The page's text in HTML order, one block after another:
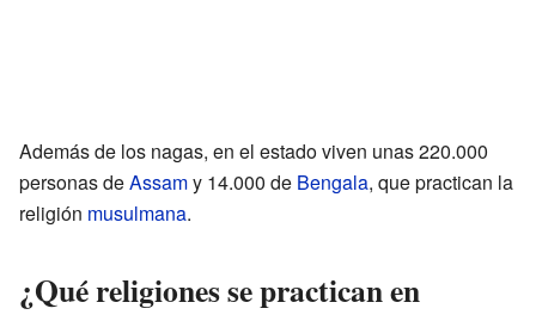
Además de los nagas, en el estado viven unas 220.000
personas deAssamy 14.000 de Bengala, que practican la
religión musulmana.
¿Qué religiones se practican en